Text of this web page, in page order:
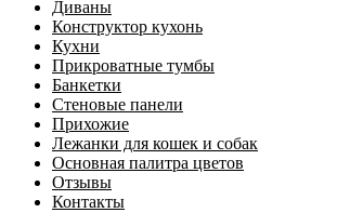
Диваны
Конструктор кухонь
Кухни
Прикроватные тумбы
Банкетки
Стеновые панели
Прихожие
Лежанки для кошек и собак
Основная палитра цветов
Отзывы
Контакты